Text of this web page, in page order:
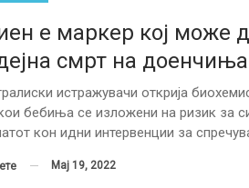
е маркер кој може
смрт на доенчиња
истражувачи открија
бебиња се изложени на ризик за
кон идни интервенции за
Мај 19, 2022